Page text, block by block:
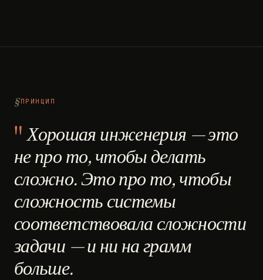
ПРИНЦИП
Хорошая инженерия — это
не про то, чтобы делать
сложно. Это про то, чтобы
сложность системы
соответствовала сложности
задачи — и ни на грамм
больше.